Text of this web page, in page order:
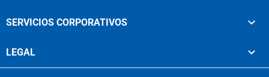
SERVICIOS CORPORATIVOS
LEGAL